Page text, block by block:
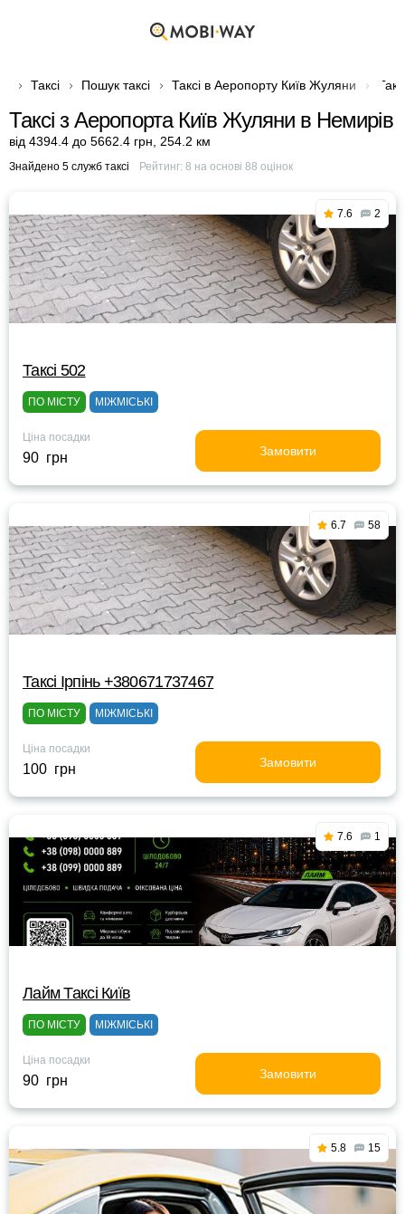
Таксі Пошук таксі Таксі в Аеропорту Київ Жуляни
Таксі з Аеропорта Київ Жуляни в Немирів
від 4394.4 до 5662.4 грн 254.2 км
Знайдено 5 служб таксі Рейтинг: 8 на основі 88 оцінок
7.6 2
Таксі 502
ПО МІСТУ МІЖМІСЬКІ
Ціна посадки
90 грн Замовити
6.7 58
Таксі Ірпінь +380671737467
ПО МІСТУ МІЖМІСЬКІ
Ціна посадки
100 грн Замовити
7.6 1
Лайм Таксі Київ
ПО МІСТУ МІЖМІСЬКІ
Ціна посадки
90 грн Замовити
5.8 15